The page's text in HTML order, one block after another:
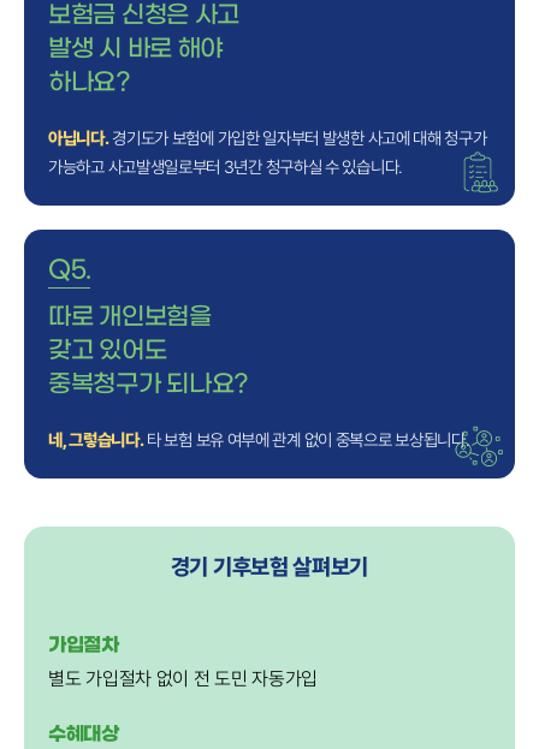
보험금 신청은 사고
발생 시 바로 해야
하나요?
아닙니다.경기도가 보험에 가입한 일자부터 발생한 사고에 대해 청구가
가능하고 사고발생일로부터 3년간 청구하실 수 있습니다.
Q5.
따로 개인보험을
갖고 있어도
중복청구가 되나요?
네, 그렇습니다.타 보험 보유 여부에 관계 없이 중복으로 보상됩니다.
경기 기후보험 살펴보기
가입절차
별도 가입절차 없이 전 도민 자동가입
수혜대상